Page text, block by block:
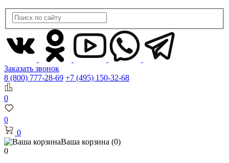
Заказать звонок
8 (800) 777-28-69 +7 (495) 150-32-68
0
0
0
Ваша корзина (0)
0